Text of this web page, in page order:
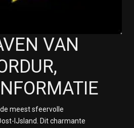
VAN
meest sfeervolle
IJsland. Dit charmante